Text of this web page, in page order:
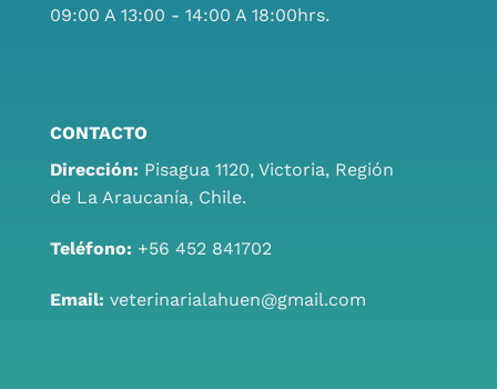
09:00 A 13:00 - 14:00 A 18:00hrs.
CONTACTO
Dirección: Pisagua 1120, Victoria, Región
de La Araucanía, Chile.
Teléfono: +56 452 841702
Email: veterinarialahuen@gmail.com